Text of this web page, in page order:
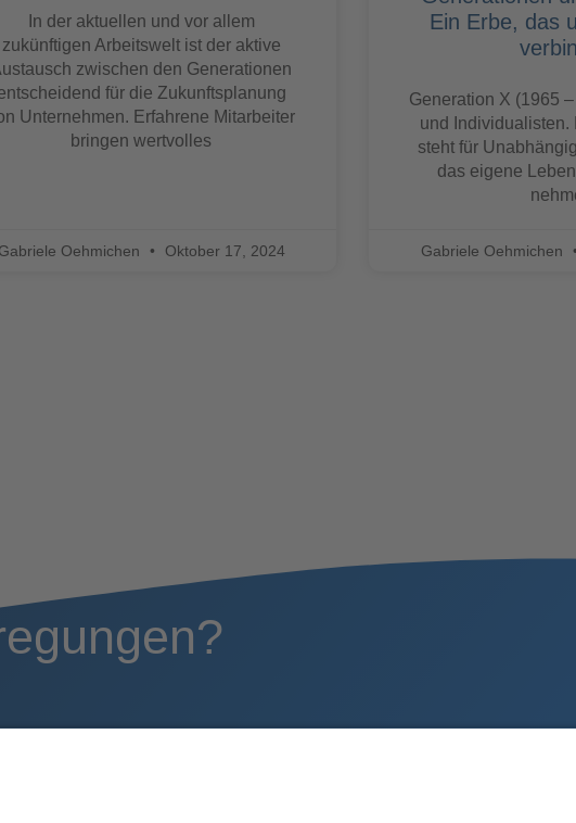
In der aktuellen und vor allem
zukünftigen Arbeitswelt ist der aktive
zwischen den Generationen
für die Zukunftsplanung
Unternehmen. Erfahrene Mitarbeiter
bringen wertvolles
Gabriele Oehmichen Oktober 17, 2024
Ein Erbe, das
Generation X (1965
und Individualisten.
steht für
das eigene
Gabriele Oehmichen